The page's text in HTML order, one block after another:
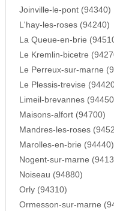
Joinville-le-pont (94340)
L'hay-les-roses (94240)
La Queue-en-brie
Le Kremlin-bicetre
Le Perreux-sur-marne
Le Plessis-trevise
Limeil-brevannes
Maisons-alfort (94700)
Mandres-les-roses
Marolles-en-brie (94440)
Nogent-sur-marne
Noiseau (94880)
Orly (94310)
Ormesson-sur-marne